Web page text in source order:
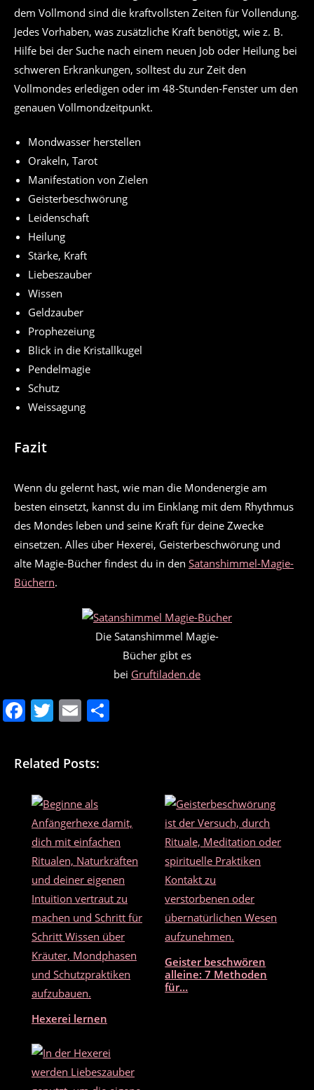
dem Vollmond sind die kraftvollsten Zeiten für Vollendung.
Jedes Vorhaben, was zusätzliche Kraft benötigt, wie z. B.
Hilfe bei der Suche nach einem neuen Job oder Heilung bei
schweren Erkrankungen, solltest du zur Zeit den
Vollmondes erledigen oder im 48-Stunden-Fenster um den
genauen Vollmondzeitpunkt.
Mondwasser herstellen
Orakeln, Tarot
Manifestation von Zielen
Geisterbeschwörung
Leidenschaft
Heilung
Stärke, Kraft
Liebeszauber
Wissen
Geldzauber
Prophezeiung
Blick in die Kristallkugel
Pendelmagie
Schutz
Weissagung
Fazit
Wenn du gelernt hast, wie man die Mondenergie am
besten einsetzt, kannst du im Einklang mit dem Rhythmus
des Mondes leben und seine Kraft für deine Zwecke
einsetzen. Alles über Hexerei, Geisterbeschwörung und
alte Magie-Bücher findest du in den Satanshimmel-Magie-
Büchern.
Die Satanshimmel Magie-
Bücher gibt es
bei Gruftiladen.de
F
c
e
b
o
o
k
T
itt
er
E
ai
l
Related Posts:
Hexerei lernen
Geister beschwören
alleine: 7 Methoden
für…